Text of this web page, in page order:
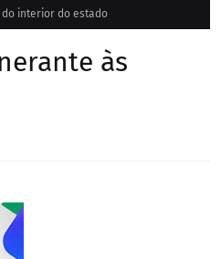
interior do estado
às